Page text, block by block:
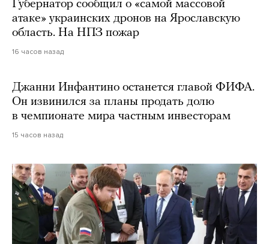
Губернатор сообщил о «самой массовой
атаке» украинских дронов на Ярославскую
область. На НПЗ пожар
16 часов назад
Джанни Инфантино останется главой ФИФА.
Он извинился за планы продать долю
в чемпионате мира частным инвесторам
15 часов назад